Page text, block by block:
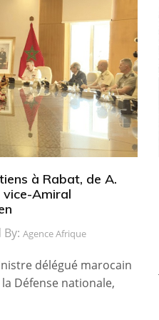
à Rabat, de A.
vice-Amiral
By: Agence Afrique
délégué marocain
Défense nationale,